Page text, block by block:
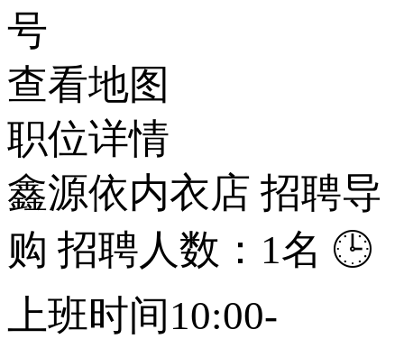
号
查看地图
职位详情
鑫源依内衣店 招聘导
购 招聘人数：1名 🕒
上班时间10:00-